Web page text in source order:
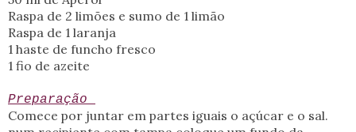
Raspa de 2 limões e sumo de 1 limão
Raspa de 1 laranja
1 haste de funcho fresco
1 fio de azeite
Preparação
Comece por juntar em partes iguais o açúcar e o sal.